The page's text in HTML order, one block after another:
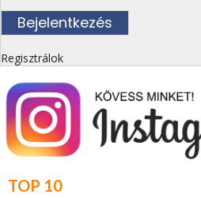
Regisztrálok
TOP 10